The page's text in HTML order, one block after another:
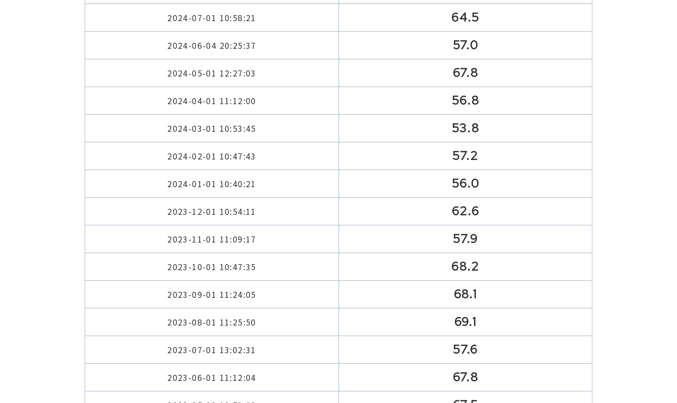
2024-07-01 10:58:21 64.5
2024-06-04 20:25:37 57.0
2024-05-01 12:27:03 67.8
2024-04-01 11:12:00 56.8
2024-03-01 10:53:45 53.8
2024-02-01 10:47:43 57.2
2024-01-01 10:40:21 56.0
2023-12-01 10:54:11 62.6
2023-11-01 11:09:17 57.9
2023-10-01 10:47:35 68.2
2023-09-01 11:24:05 68.1
2023-08-01 11:25:50 69.1
2023-07-01 13:02:31 57.6
2023-06-01 11:12:04 67.8